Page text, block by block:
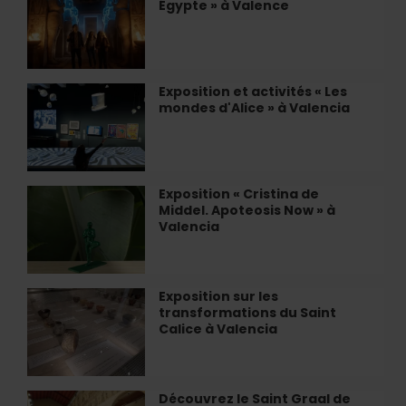
Égypte » à Valence
immersive
Égypte
»
à
Valence
Exposition et activités « Les
mondes d'Alice » à Valencia
Exposition
et
activités
«
Les
mondes
Valencia
Exposition « Cristina de
Middel. Apoteosis Now » à
Valencia
Middel.
Apoteosis
Now
Exposition sur les
transformations du Saint
Calice à Valencia
Exposition
sur
transformations
du
Saint
Découvrez le Saint Graal de
Découvrez